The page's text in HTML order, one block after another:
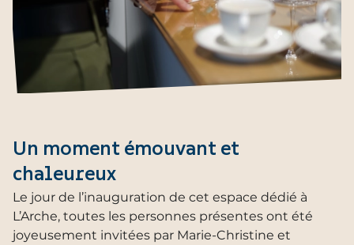
Un moment émouvant et
chaleureux
Le jour de l’inauguration de cet espace dédié à
L’Arche, toutes les personnes présentes ont été
joyeusement invitées par Marie-Christine et